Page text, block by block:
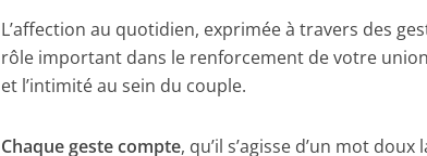
L’affection au quotidien, exprimée à travers des
rôle important dans le renforcement de votre
et l’intimité au sein du couple.
Chaque geste compte, qu’il s’agisse d’un mot